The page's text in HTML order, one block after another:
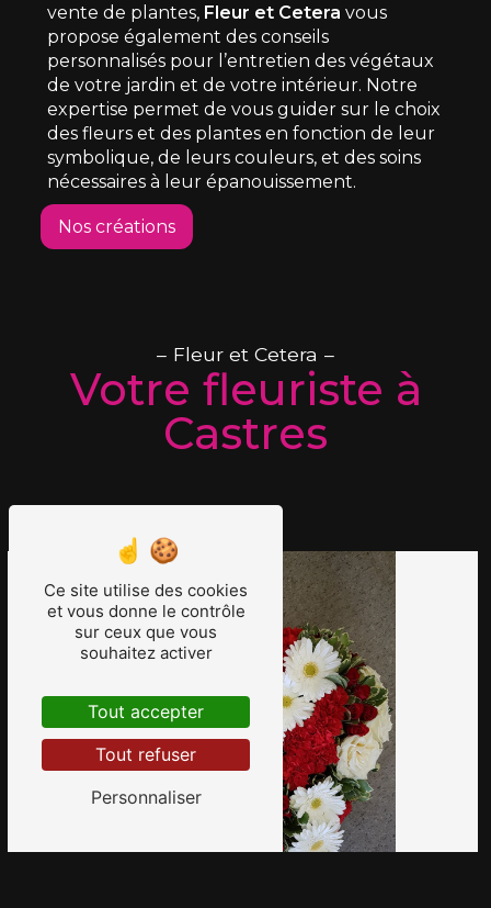
vente de plantes, Fleur et Cetera vous
propose également des conseils
personnalisés pour l’entretien des végétaux
de votre jardin et de votre intérieur. Notre
expertise permet de vous guider sur le choix
des fleurs et des plantes en fonction de leur
symbolique, de leurs couleurs, et des soins
nécessaires à leur épanouissement.
Nos créations
Fleur et Cetera
Votre fleuriste à
Castres
Ce site utilise des cookies
et vous donne le contrôle
sur ceux que vous
souhaitez activer
Tout accepter
Tout refuser
Personnaliser